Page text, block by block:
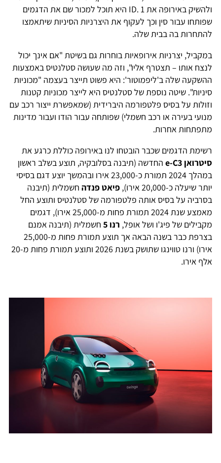
ולהשיק באירופה את ID. 1 היא תוכל למכור שם את הדגמים
שפותחו עבור סין וכך לעקוף את היצרניות הסיניות שיתאמצו
להתחרות בה בבית שלה.
במקביל, יצרניות אירופאיות בוחרות גם בשיטת "אם אינך יכול
לנצח אותו – תצטרף אליו", וזה מה שעושה סטלנטיס באמצעות
ההשקעה שלה ב'ליפמוטור': היא פשוט תייצר בעצמה "מכוניות
סיניות". שיטה נוספת של סטלנטיס היא לייצר מכוניות קטנות
וזולות על בסיס פלטפורמה היברידית (שמאפשרת ייצור רכב עם
מנועי בעירה או רכב חשמלי) שפותחה עבור הודו ועבור מדינות
מתפתחות אחרות.
רשימת הדגמים שכבר הובטחו לנו באירופה כוללת כרגע את
סיטרואן e-C3
החדשה (תיבנה בסלובקיה, תוצע בשלב ראשון
במהלך 2024 תמורת כ-23,000 אירו ובהמשך יוצע דגם בסיסי
יותר שיעלה כ-20,000 אירו),
פיאט פנדה חשמלית (תיבנה
בסרביה על בסיס אותה פלטפורמה של סטלנטיס ותוצע החל
מאמצע שנת 2024 תמורת פחות מ-25,000 אירו), דגמים
מקבילים של פיג'ו ושל אופל, רנו 5
חשמלית (תיבנה אמנם
בצרפת כבר בשנה הבאה אך תוצע תמורת פחות מ-25,000
אירו) ורנו טווינגו שתושק בשנת 2026 ותוצע תמורת פחות מ-20
אלף אירו.